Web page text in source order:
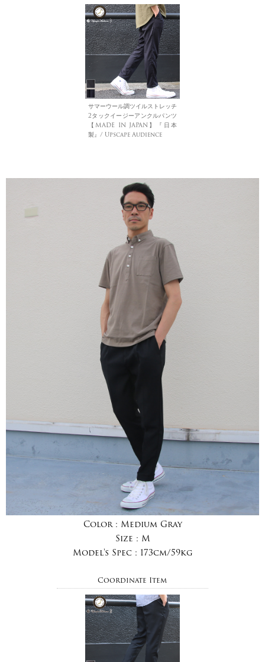
サマーウール調ツイルストレッチ
2タックイージーアンクルパンツ
【MADE IN JAPAN】『日本
製』/ Upscape Audience
Color : Medium Gray
Size : M
Model's Spec : 173cm/59kg
Coordinate Item